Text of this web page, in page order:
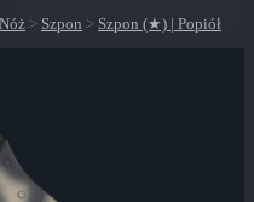
Nóż > Szpon > Szpon (★) | Popiół